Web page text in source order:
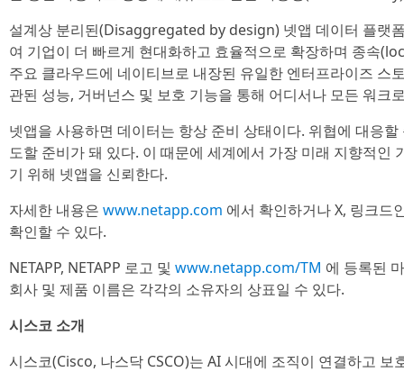
설계상 분리된(Disaggregated by design) 넷앱 데이터 플랫
여 기업이 더 빠르게 현대화하고 효율적으로 확장하며 종속
주요 클라우드에 네이티브로 내장된 유일한 엔터프라이즈 스
관된 성능, 거버넌스 및 보호 기능을 통해 어디서나 모든 워크
넷앱을 사용하면 데이터는 항상 준비 상태이다. 위협에 대응
도할 준비가 돼 있다. 이 때문에 세계에서 가장 미래 지향적인
기 위해 넷앱을 신뢰한다.
자세한 내용은 www.netapp.com 에서 확인하거나 X, 링크드
확인할 수 있다.
NETAPP, NETAPP 로고 및 www.netapp.com/TM 에 등록된
회사 및 제품 이름은 각각의 소유자의 상표일 수 있다.
시스코 소개
시스코(Cisco, 나스닥 CSCO)는 AI 시대에 조직이 연결하고